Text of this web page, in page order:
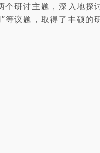
研讨主题，深入地探
议题，取得了丰硕的